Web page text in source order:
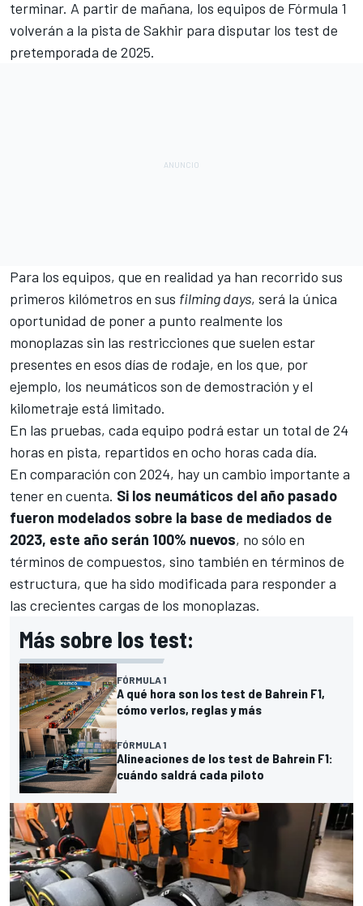
terminar. A partir de mañana, los equipos de Fórmula 1
volverán a la pista de Sakhir para disputar los test de
pretemporada de 2025.
Para los equipos, que en realidad ya han recorrido sus
primeros kilómetros en sus filming days, será la única
oportunidad de poner a punto realmente los
monoplazas sin las restricciones que suelen estar
presentes en esos días de rodaje, en los que, por
ejemplo, los neumáticos son de demostración y el
kilometraje está limitado.
En las pruebas, cada equipo podrá estar un total de 24
horas en pista, repartidos en ocho horas cada día.
En comparación con 2024, hay un cambio importante a
tener en cuenta. Si los neumáticos del año pasado
fueron modelados sobre la base de mediados de
2023, este año serán 100% nuevos, no sólo en
términos de compuestos, sino también en términos de
estructura, que ha sido modificada para responder a
las crecientes cargas de los monoplazas.
Más sobre los test:
FÓRMULA 1
A qué hora son los test de Bahrein F1,
cómo verlos, reglas y más
FÓRMULA 1
Alineaciones de los test de Bahrein F1:
cuándo saldrá cada piloto